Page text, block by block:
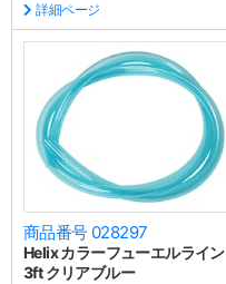
詳細ページ
商品番号 028297
Helix カラーフューエルライン
3ft クリアブルー